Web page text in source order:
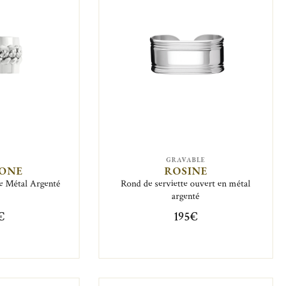
Métal Argenté
GRAVABLE
ROSINE
Rond de serviette ouvert en métal
argenté
195€